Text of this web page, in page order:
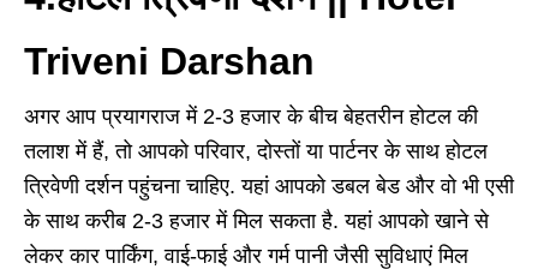
Triveni Darshan
अगर आप प्रयागराज में 2-3 हजार के बीच बेहतरीन होटल की
तलाश में हैं, तो आपको परिवार, दोस्तों या पार्टनर के साथ होटल
त्रिवेणी दर्शन पहुंचना चाहिए. यहां आपको डबल बेड और वो भी एसी
के साथ करीब 2-3 हजार में मिल सकता है. यहां आपको खाने से
लेकर कार पार्किंग, वाई-फाई और गर्म पानी जैसी सुविधाएं मिल